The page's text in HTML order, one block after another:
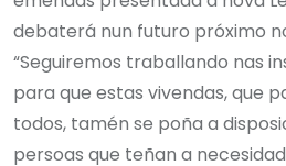
debaterá nun futuro próximo
“Seguiremos traballando nas
para que estas vivendas, que
todos, tamén se poña a
persoas que teñan a